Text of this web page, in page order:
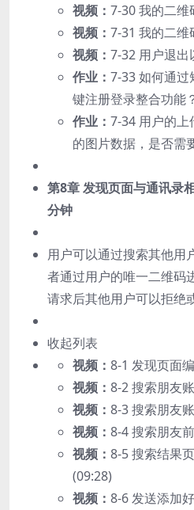
视频： 7-30 我的二维
视频： 7-31 我的二维
视频： 7-32 用户退出
作业： 7-33 如何通过
键注册登录整合功能
作业： 7-34 用户的
的图片数据，是否需
第8章 发现页面与通讯录
分钟
用户可以通过搜索其他用
者通过用户的唯一二维码
请求后其他用户可以拒绝
收起列表
视频： 8-1 发现页面
视频： 8-2 搜索朋友
视频： 8-3 搜索朋友
视频： 8-4 搜索朋友
视频： 8-5 搜索结果
(09:28)
视频： 8-6 发送添加